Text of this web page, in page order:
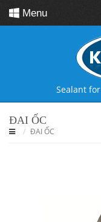
Menu
Sealant for
ĐAI ỐC
ĐAI ỐC